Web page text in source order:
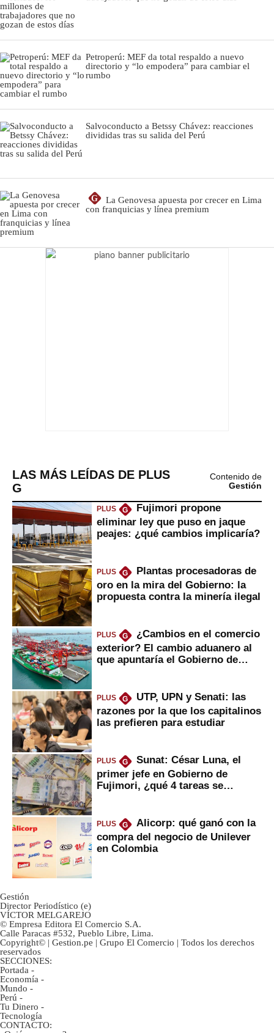
Petroperú: MEF da total respaldo a nuevo
directorio y “lo empodera” para cambiar el
rumbo
Salvoconducto a Betssy Chávez: reacciones
divididas tras su salida del Perú
G
La Genovesa apuesta por crecer en Lima
con franquicias y línea premium
LAS MÁS LEÍDAS DE PLUS
G
Contenido de
Gestión
PLUS G
Fujimori propone
eliminar ley que puso en jaque
peajes: ¿qué cambios implicaría?
PLUS G
Plantas procesadoras de
oro en la mira del Gobierno: la
propuesta contra la minería ilegal
PLUS G
¿Cambios en el comercio
exterior? El cambio aduanero al
que apuntaría el Gobierno de
PLUS G
UTP, UPN y Senati: las
razones por la que los capitalinos
las prefieren para estudiar
PLUS G
Sunat: César Luna, el
primer jefe en Gobierno de
Fujimori, ¿qué 4 tareas se
PLUS G
Alicorp: qué ganó con la
compra del negocio de Unilever
en Colombia
Gestión
Director Periodístico (e)
VÍCTOR MELGAREJO
© Empresa Editora El Comercio S.A.
Calle Paracas #532, Pueblo Libre, Lima.
Copyright© | Gestion.pe | Grupo El Comercio | Todos los derechos
reservados
SECCIONES:
Portada -
Economía -
Mundo -
Perú -
Tu Dinero -
Tecnología
CONTACTO: